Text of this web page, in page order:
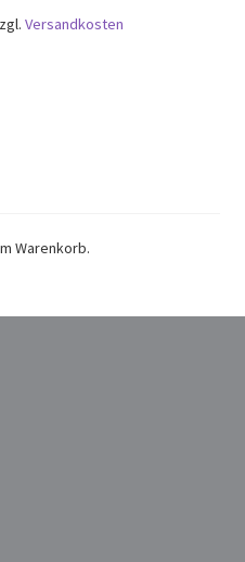
Versandkosten
Warenkorb.